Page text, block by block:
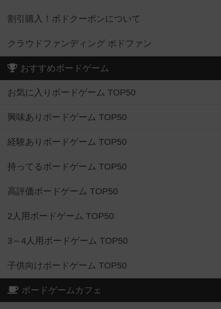
割引購入！ボドクーポンについて
クラウドファンディング ボドファン
おすすめボードゲーム
お気に入りボードゲーム TOP50
興味ありボードゲーム TOP50
経験ありボードゲーム TOP50
持ってるボードゲーム TOP50
高評価ボードゲーム TOP50
2人用ボードゲーム TOP50
3～4人用ボードゲーム TOP50
子供向けボードゲーム TOP50
ボードゲームカフェ